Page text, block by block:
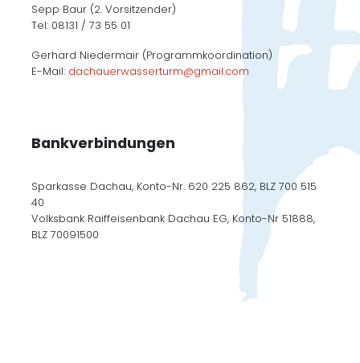
Sepp Baur (2. Vorsitzender)
Tel: 08131 / 73 55 01
Gerhard Niedermair (Programmkoordination)
E-Mail: dachauerwasserturm@gmail.com
Bankverbindungen
Sparkasse Dachau, Konto-Nr. 620 225 862, BLZ 700 515
40
Volksbank Raiffeisenbank Dachau EG, Konto-Nr 51888,
BLZ 70091500